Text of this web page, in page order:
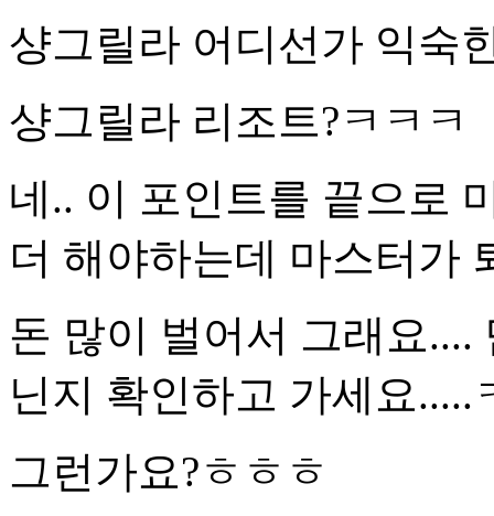
샹그릴라 어디선가 익숙
샹그릴라 리조트?ㅋㅋㅋ
네.. 이 포인트를 끝으로
더 해야하는데 마스터가
돈 많이 벌어서 그래요
닌지 확인하고 가세요.....
그런가요?ㅎㅎㅎ